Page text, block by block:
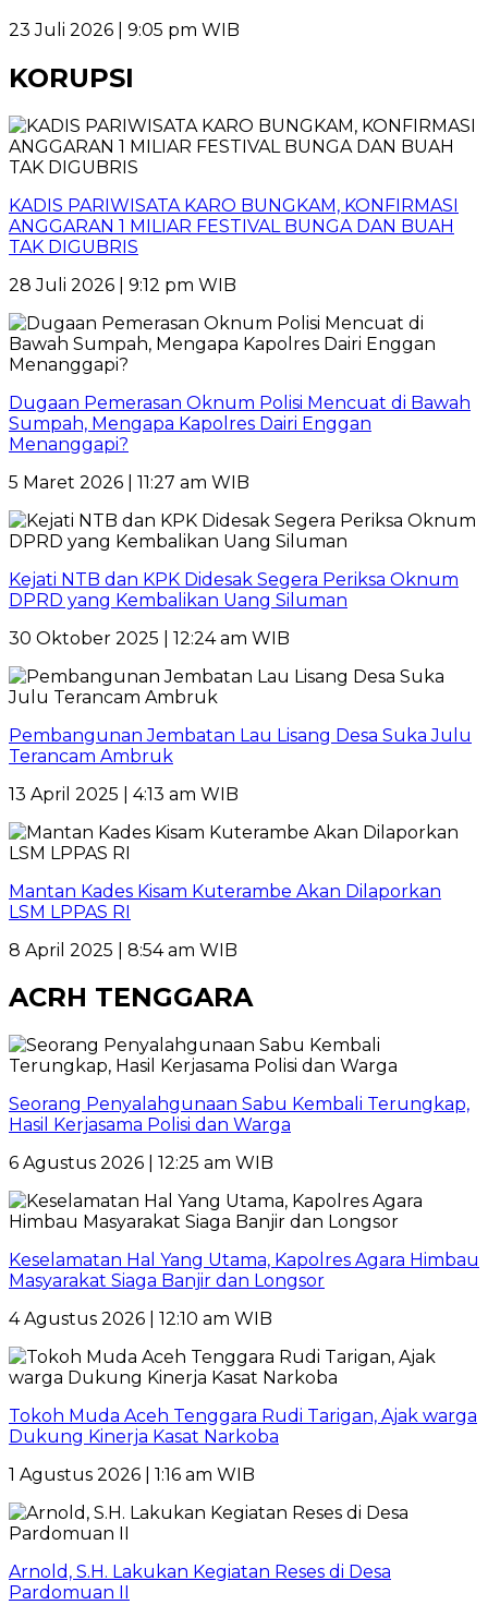
23 Juli 2026 | 9:05 pm WIB
KORUPSI
KADIS PARIWISATA KARO BUNGKAM, KONFIRMASI
ANGGARAN 1 MILIAR FESTIVAL BUNGA DAN BUAH
TAK DIGUBRIS
28 Juli 2026 | 9:12 pm WIB
Dugaan Pemerasan Oknum Polisi Mencuat di Bawah
Sumpah, Mengapa Kapolres Dairi Enggan
Menanggapi?
5 Maret 2026 | 11:27 am WIB
Kejati NTB dan KPK Didesak Segera Periksa Oknum
DPRD yang Kembalikan Uang Siluman
30 Oktober 2025 | 12:24 am WIB
Pembangunan Jembatan Lau Lisang Desa Suka Julu
Terancam Ambruk
13 April 2025 | 4:13 am WIB
Mantan Kades Kisam Kuterambe Akan Dilaporkan
LSM LPPAS RI
8 April 2025 | 8:54 am WIB
ACRH TENGGARA
Seorang Penyalahgunaan Sabu Kembali Terungkap,
Hasil Kerjasama Polisi dan Warga
6 Agustus 2026 | 12:25 am WIB
Keselamatan Hal Yang Utama, Kapolres Agara Himbau
Masyarakat Siaga Banjir dan Longsor
4 Agustus 2026 | 12:10 am WIB
Tokoh Muda Aceh Tenggara Rudi Tarigan, Ajak warga
Dukung Kinerja Kasat Narkoba
1 Agustus 2026 | 1:16 am WIB
Arnold, S.H. Lakukan Kegiatan Reses di Desa
Pardomuan II